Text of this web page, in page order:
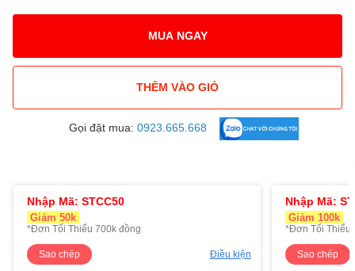
MUA NGAY
THÊM VÀO GIỎ
Gọi đặt mua: 0923.665.668
Nhập Mã: STCC50
Giảm 50k
*Đơn Tối Thiểu 700k đồng
Sao chép Điều kiện
Nhập Mã:
Giảm 100k
*Đơn Tối Thiểu
Sao chép